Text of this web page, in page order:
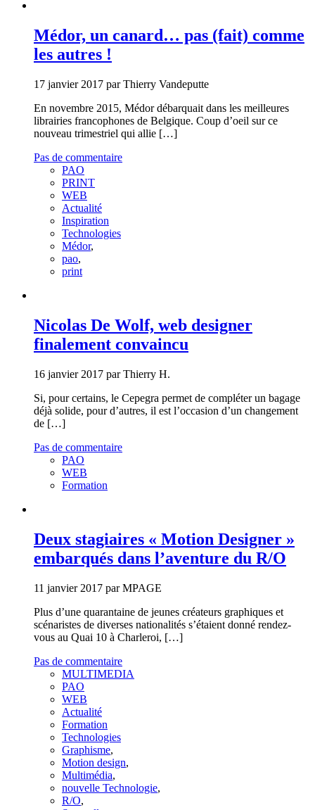
Médor, un canard… pas (fait) comme
les autres !
17 janvier 2017 par Thierry Vandeputte
En novembre 2015, Médor débarquait dans les meilleures
librairies francophones de Belgique. Coup d’oeil sur ce
nouveau trimestriel qui allie […]
Pas de commentaire
PAO
PRINT
WEB
Actualité
Inspiration
Technologies
Médor,
pao,
print
Nicolas De Wolf, web designer
finalement convaincu
16 janvier 2017 par Thierry H.
Si, pour certains, le Cepegra permet de compléter un bagage
déjà solide, pour d’autres, il est l’occasion d’un changement
de […]
Pas de commentaire
PAO
WEB
Formation
Deux stagiaires « Motion Designer »
embarqués dans l’aventure du R/O
11 janvier 2017 par MPAGE
Plus d’une quarantaine de jeunes créateurs graphiques et
scénaristes de diverses nationalités s’étaient donné rendez-
vous au Quai 10 à Charleroi, […]
Pas de commentaire
MULTIMEDIA
PAO
WEB
Actualité
Formation
Technologies
Graphisme,
Motion design,
Multimédia,
nouvelle Technologie,
R/O,